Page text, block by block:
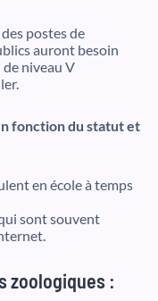
postes de
auront besoin
niveau V
fonction du statut et
en école à temps
sont souvent
zoologiques :